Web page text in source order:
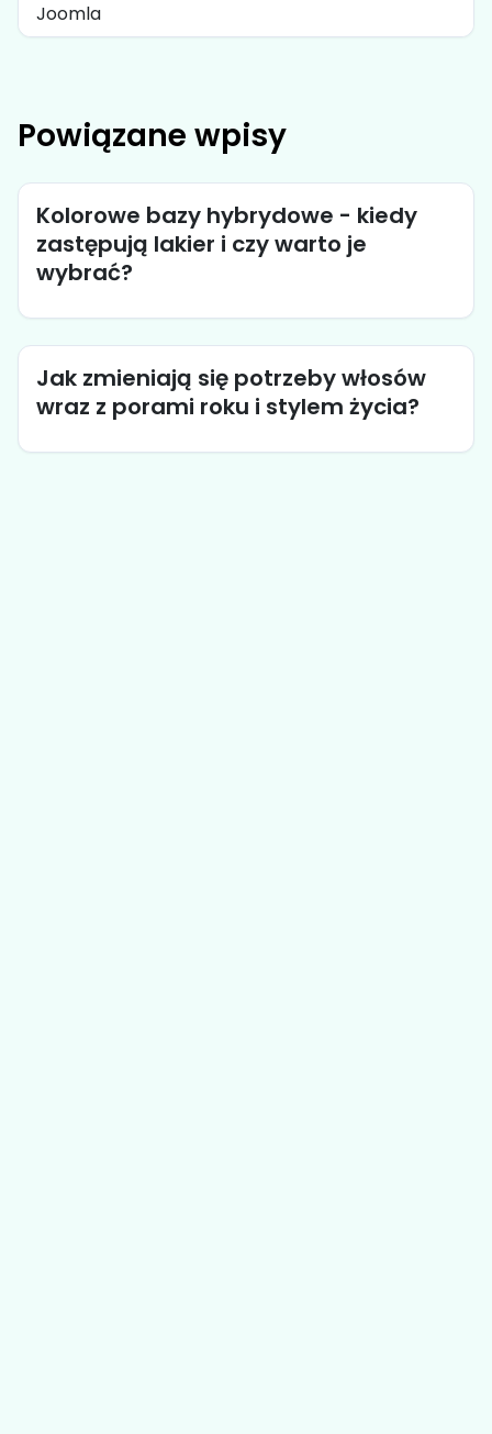
Joomla
Powiązane wpisy
Kolorowe bazy hybrydowe - kiedy
zastępują lakier i czy warto je
wybrać?
Jak zmieniają się potrzeby włosów
wraz z porami roku i stylem życia?